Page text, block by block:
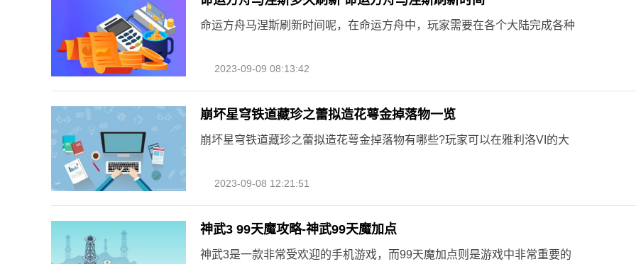
命运方舟马涅斯刷新时间呢，在命运方舟中，玩家需要在各个大陆完成各种
2023-09-09 08:13:42
崩坏星穹铁道藏珍之蕾拟造花萼金掉落物一览
崩坏星穹铁道藏珍之蕾拟造花萼金掉落物有哪些?玩家可以在雅利洛VI的大
2023-09-08 12:21:51
神武3 99天魔攻略-神武99天魔加点
神武3是一款非常受欢迎的手机游戏，而99天魔加点则是游戏中非常重要的